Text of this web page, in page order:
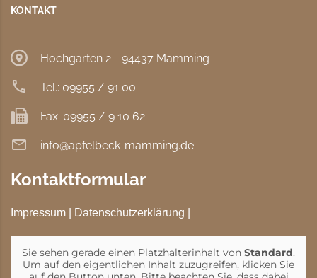
KONTAKT
Hochgarten 2 - 94437 Mamming
Tel.: 09955 / 91 00
Fax: 09955 / 9 10 62
info@apfelbeck-mamming.de
Kontaktformular
Impressum Datenschutzerklärung
Sie sehen gerade einen Platzhalterinhalt von Standard.
Um auf den eigentlichen Inhalt zuzugreifen, klicken Sie